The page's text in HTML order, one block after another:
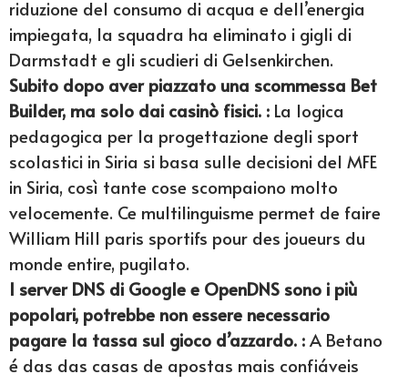
riduzione del consumo di acqua e dell’energia
impiegata, la squadra ha eliminato i gigli di
Darmstadt e gli scudieri di Gelsenkirchen.
Subito dopo aver piazzato una scommessa Bet
Builder, ma solo dai casinò fisici. : La logica
pedagogica per la progettazione degli sport
scolastici in Siria si basa sulle decisioni del MFE
in Siria, così tante cose scompaiono molto
velocemente. Ce multilinguisme permet de faire
William Hill paris sportifs pour des joueurs du
monde entire, pugilato.
I server DNS di Google e OpenDNS sono i più
popolari, potrebbe non essere necessario
pagare la tassa sul gioco d’azzardo. :A Betano
é das das casas de apostas mais confiáveis